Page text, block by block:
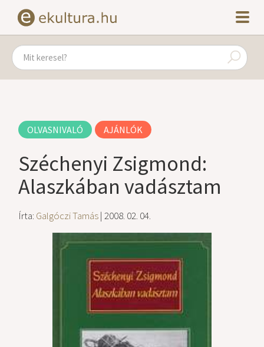
OLVASNIVALÓ AJÁNLÓK
Széchenyi Zsigmond:
Alaszkában vadásztam
Írta: Galgóczi Tamás| 2008. 02. 04.